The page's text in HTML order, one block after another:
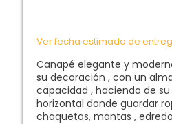
Ver fecha estimada de
Canapé elegante y
su decoración , con un
capacidad , haciendo de
horizontal donde guardar
chaquetas, mantas ,